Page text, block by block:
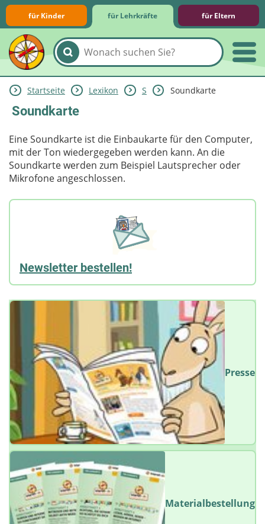
für Kinder für Lehrkräfte für Eltern
Lernmodule
Unterrichts­materialien
Internet-ABC-Schule
Praxishilfen
Aktuelles
Startseite Lexikon S Soundkarte
Soundkarte
Eine Soundkarte ist die Einbaukarte für den Computer,
mit der Ton wiedergegeben werden kann. An die
Soundkarte werden zum Beispiel Lautsprecher oder
Mikrofone angeschlossen.
Newsletter bestellen!
Presse
Materialbestellung